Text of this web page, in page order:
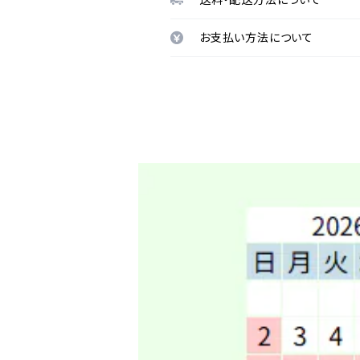
お支払い方法について